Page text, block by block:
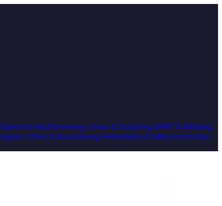
Kaufberatung Linux & Scripting MINT & Bildung
Löten & Ausrüstung Embedded & Mikrocontroller